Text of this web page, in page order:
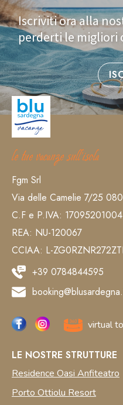
Iscriviti ora alla
perderti le migliori
le tue vacanze sull’isola
Fgm Srl
Via delle Camelie 7/25
C.F e P.IVA: 17095201004
REA: NU-120067
CCIAA: L-
+39 0784844595
virtual
LE NOSTRE STRUTTURE
Residence Oasi Anfiteatro
Porto Ottiolu Resort